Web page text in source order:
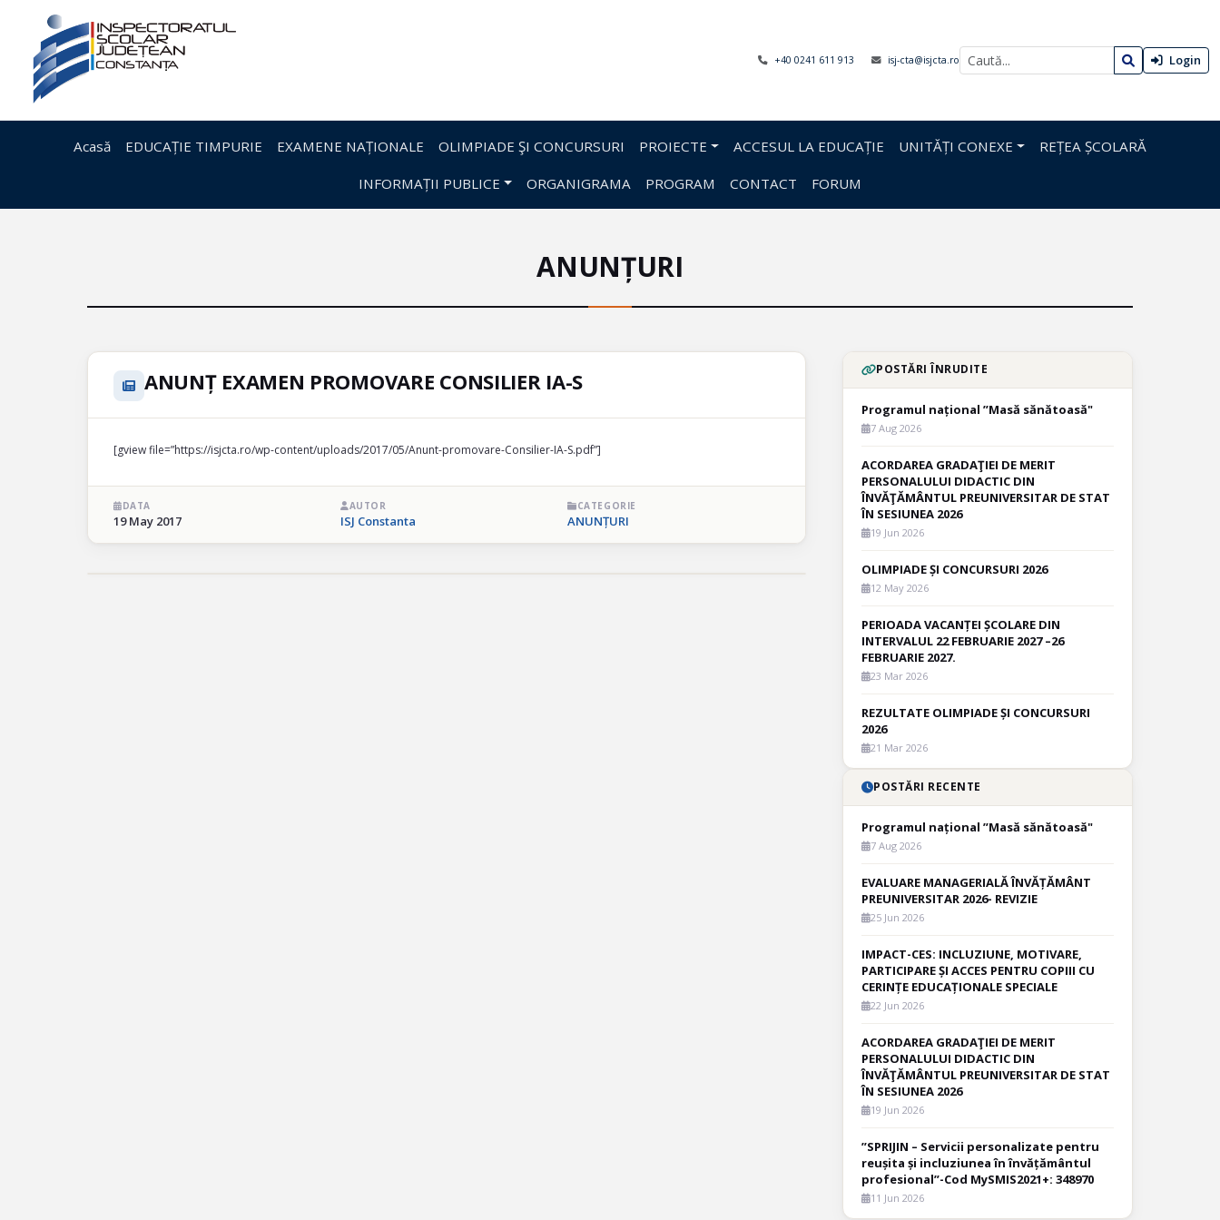
+40 0241 611 913 isj-cta@isjcta.ro Login
Acasă EDUCAȚIE TIMPURIE EXAMENE NAȚIONALE OLIMPIADE ŞI CONCURSURI PROIECTE ACCESUL LA EDUCAȚIE UNITĂȚI CONEXE REȚEA ȘCOLARĂ
INFORMAȚII PUBLICE ORGANIGRAMA PROGRAM CONTACT FORUM
ANUNȚURI
ANUNȚ EXAMEN PROMOVARE CONSILIER IA-S
[gview file=”https://isjcta.ro/wp-content/uploads/2017/05/Anunt-promovare-Consilier-IA-S.pdf”]
DATA
19 May 2017
AUTOR
ISJ Constanta
CATEGORIE
ANUNȚURI
POSTĂRI ÎNRUDITE
Programul național ”Masă sănătoasă"
7 Aug 2026
ACORDAREA GRADAŢIEI DE MERIT
PERSONALULUI DIDACTIC DIN
ÎNVĂŢĂMÂNTUL PREUNIVERSITAR DE STAT
ÎN SESIUNEA 2026
19 Jun 2026
OLIMPIADE ȘI CONCURSURI 2026
12 May 2026
PERIOADA VACANȚEI ȘCOLARE DIN
INTERVALUL 22 FEBRUARIE 2027 –26
FEBRUARIE 2027.
23 Mar 2026
REZULTATE OLIMPIADE ȘI CONCURSURI
2026
21 Mar 2026
POSTĂRI RECENTE
Programul național ”Masă sănătoasă"
7 Aug 2026
EVALUARE MANAGERIALĂ ÎNVĂȚĂMÂNT
PREUNIVERSITAR 2026- REVIZIE
25 Jun 2026
IMPACT-CES: INCLUZIUNE, MOTIVARE,
PARTICIPARE ȘI ACCES PENTRU COPIII CU
CERINȚE EDUCAȚIONALE SPECIALE
22 Jun 2026
ACORDAREA GRADAŢIEI DE MERIT
PERSONALULUI DIDACTIC DIN
ÎNVĂŢĂMÂNTUL PREUNIVERSITAR DE STAT
ÎN SESIUNEA 2026
19 Jun 2026
”SPRIJIN – Servicii personalizate pentru
reușita și incluziunea în învățământul
profesional”-Cod MySMIS2021+: 348970
11 Jun 2026